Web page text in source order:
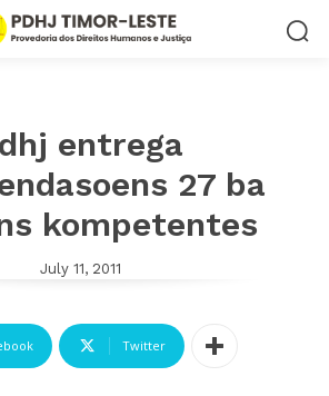
entrega
27 ba
kompetentes
July 11, 2011
Twitter